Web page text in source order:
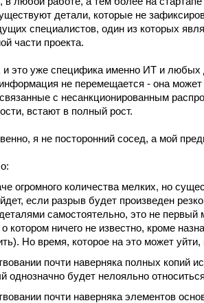
детали, которые не
специалистов, один из которых
части проекта.
и это уже специфика именно ИТ и
не перемещается - она
с несанкционированным
встают в полный рост.
я не посторонний сосед, а мой
огромного количества мелких, но
если разрыв будет произведен
самостоятельно, это не
котором ничего не известно, кроме
Но время, которое на это может
почти наверняка полных копий
однозначно будет нелояльно
почти наверняка элементов